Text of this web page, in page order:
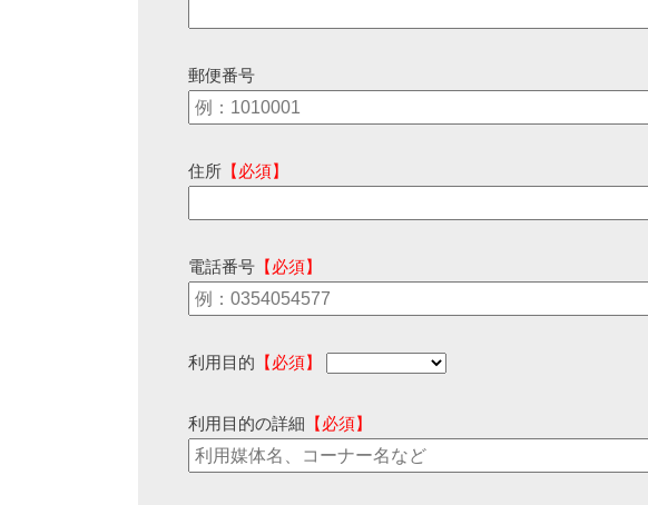
郵便番号
住所 【必須】
電話番号 【必須】
利用目的 【必須】
利用目的の詳細 【必須】